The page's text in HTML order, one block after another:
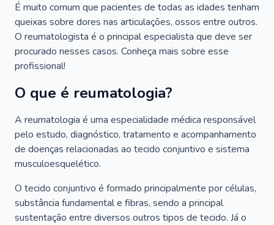
É muito comum que pacientes de todas as idades tenham
queixas sobre dores nas articulações, ossos entre outros.
O reumatologista é o principal especialista que deve ser
procurado nesses casos. Conheça mais sobre esse
profissional!
O que é reumatologia?
A reumatologia é uma especialidade médica responsável
pelo estudo, diagnóstico, tratamento e acompanhamento
de doenças relacionadas ao tecido conjuntivo e sistema
musculoesquelético.
O tecido conjuntivo é formado principalmente por células,
substância fundamental e fibras, sendo a principal
sustentação entre diversos outros tipos de tecido. Já o